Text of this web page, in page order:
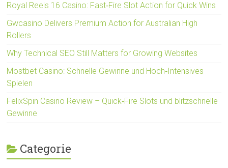
Royal Reels 16 Casino: Fast‑Fire Slot Action for Quick Wins
Gwcasino Delivers Premium Action for Australian High
Rollers
Why Technical SEO Still Matters for Growing Websites
Mostbet Casino: Schnelle Gewinne und Hoch‑Intensives
Spielen
FelixSpin Casino Review – Quick‑Fire Slots und blitzschnelle
Gewinne
Categorie